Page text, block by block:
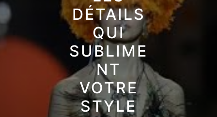
DÉTAILS
QUI
SUBLIME
NT
VOTRE
STYLE